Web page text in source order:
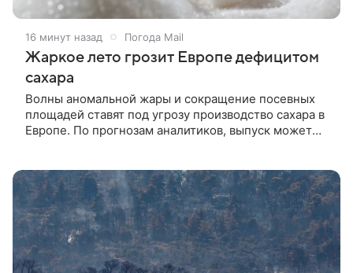
16 минут назад Погода Mail
Жаркое лето грозит Европе дефицитом
сахара
Волны аномальной жары и сокращение посевных
площадей ставят под угрозу производство сахара в
Европе. По прогнозам аналитиков, выпуск может